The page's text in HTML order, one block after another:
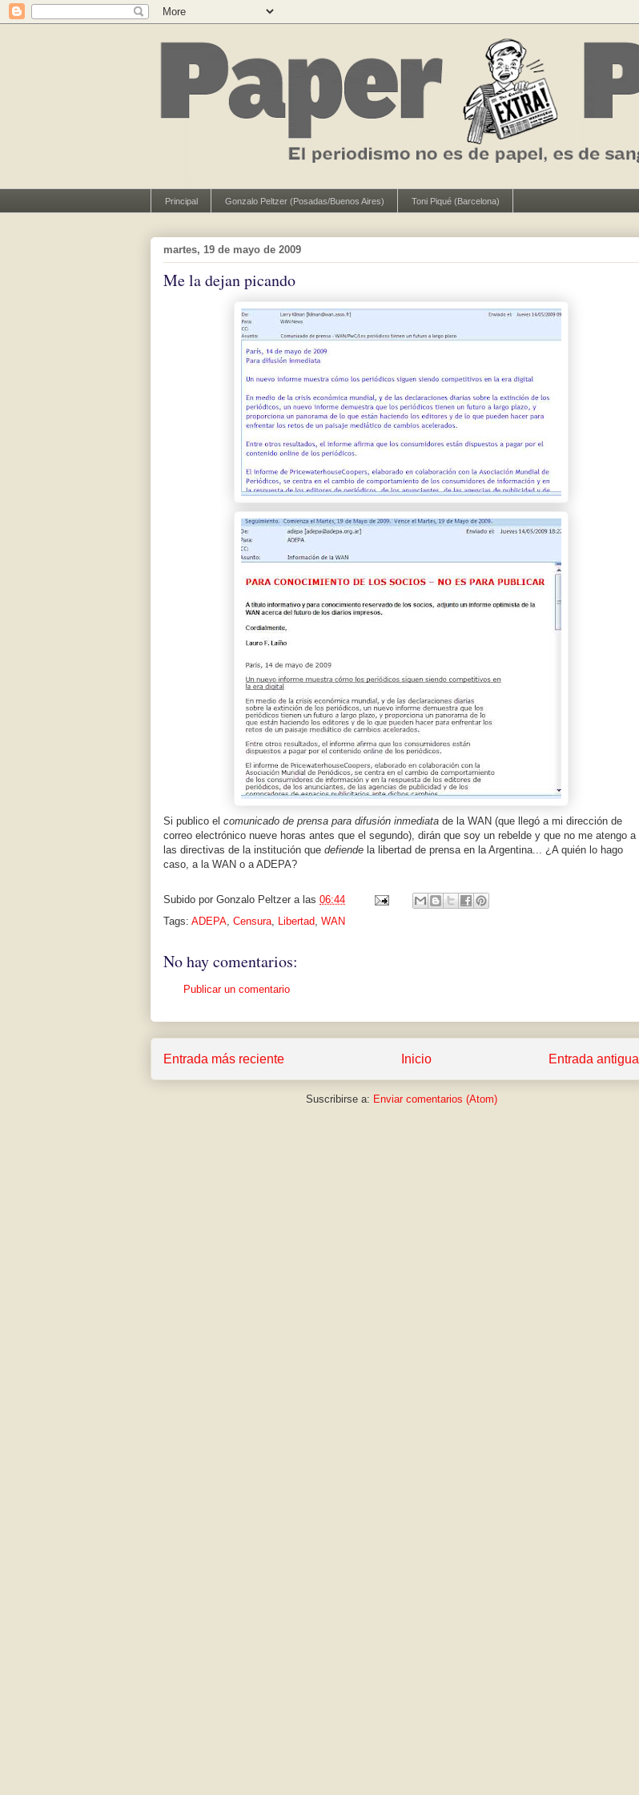
Principal Gonzalo Peltzer (Posadas/Buenos Aires) Toni Piqué (Barcelona)
martes, 19 de mayo de 2009
Me la dejan picando
Si publico el comunicado de prensa para difusión inmediata de la WAN (que llegó a mi dirección de
correo electrónico nueve horas antes que el segundo), dirán que soy un rebelde y que no me atengo a
las directivas de la institución que defiende la libertad de prensa en la Argentina... ¿A quién lo hago
caso, a la WAN o a ADEPA?
Subido por Gonzalo Peltzer a las 06:44
Tags: ADEPA, Censura, Libertad, WAN
No hay comentarios:
Publicar un comentario
Entrada más reciente Entrada antigua
Inicio
Suscribirse a: Enviar comentarios (Atom)